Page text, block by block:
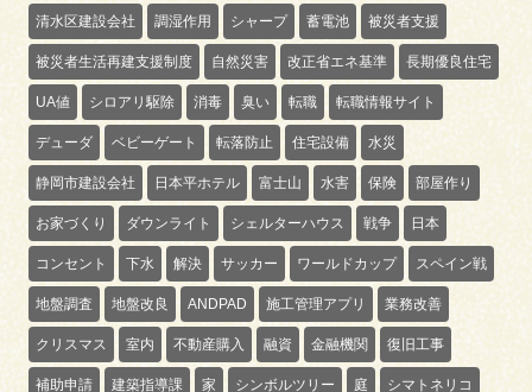
清水区建設会社 調湿作用 シャープ 蓄電池 被災者支援
被災者生活再建支援制度 自然災害 改正省エネ基準 長期優良住宅
UA値 シロアリ駆除 消毒 臭い 転職 転職情報サイト
デューダ ベビーゲート 転落防止 住宅設備 水災
静岡市建設会社 日本平ホテル 富士山 水害 保険 部屋作り
お家づくり ダウンライト シェルターハウス 戦争 日本
コンセント 下水 解決 サッカー ワールドカップ スペイン戦
地盤調査 地盤改良 ANDPAD 施工管理アプリ 業務改善
クリスマス 室内 不動産購入 融資 金融機関 復旧工事
補助申請 建築指導課 家 シンボルツリー 庭 シマトネリコ